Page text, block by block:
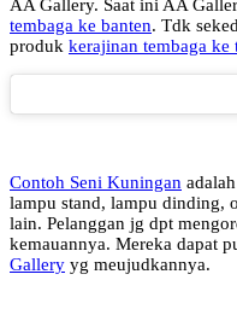
AA Gallery. Saat ini AA
tembaga ke banten. Tdk
produk kerajinan tembaga ke
Contoh Seni Kuningan
lampu stand, lampu dinding,
lain. Pelanggan jg dpt
kemauannya. Mereka dapat
Gallery yg meujudkannya.